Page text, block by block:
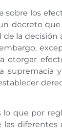
sobre los
decreto
la decisión
otorgar
supremacía
que por
diferentes